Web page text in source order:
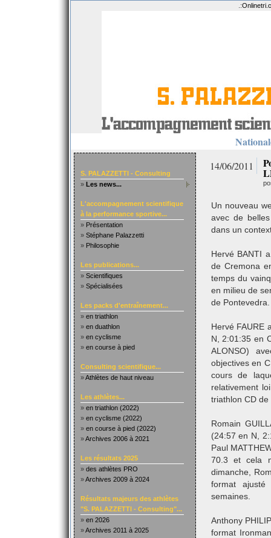
.:
S. PALAZZETTI - Consulting
» Les news...
L'accompagnement scientifique
à la performance sportive...
» Présentation
» Stéphane Palazzetti
» Philosophie
Les publications...
» Scientifiques
» Spécialisées
Les packs d'entraînement...
» en triathlon
» en duathlon
» en cyclisme
» en course à pied
Consulting scientifique...
»Athlètes de haut niveau
Les athlètes...
» en triathlon (2022)
» en cyclisme (2022)
» en course à pied (2022)
»Archives 2006 à 2021
Les résultats 2025
» des athlètes PRO
»Archives 2009 à 2024
Résultats majeurs des athlètes
"S. PALAZZETTI - Consulting"...
» en 2026
»Archives 2011 à 2025
14/06/2011
Un nouveau
avec de
dans un
Hervé BANTI
de Cremona
temps du
en milieu de
de Pontevedra.
Hervé FAURE
N, 2:01:35 en
ALONSO)
objectives en
cours de
relativement
triathlon CD de
Romain
(24:57 en N,
Paul
70.3 et cela
dimanche,
format
semaines.
Anthony
format